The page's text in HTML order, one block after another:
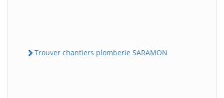
Trouver chantiers plomberie SARAMON